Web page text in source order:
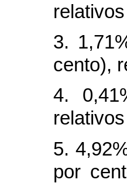
3.
cento),
4.
5.
por